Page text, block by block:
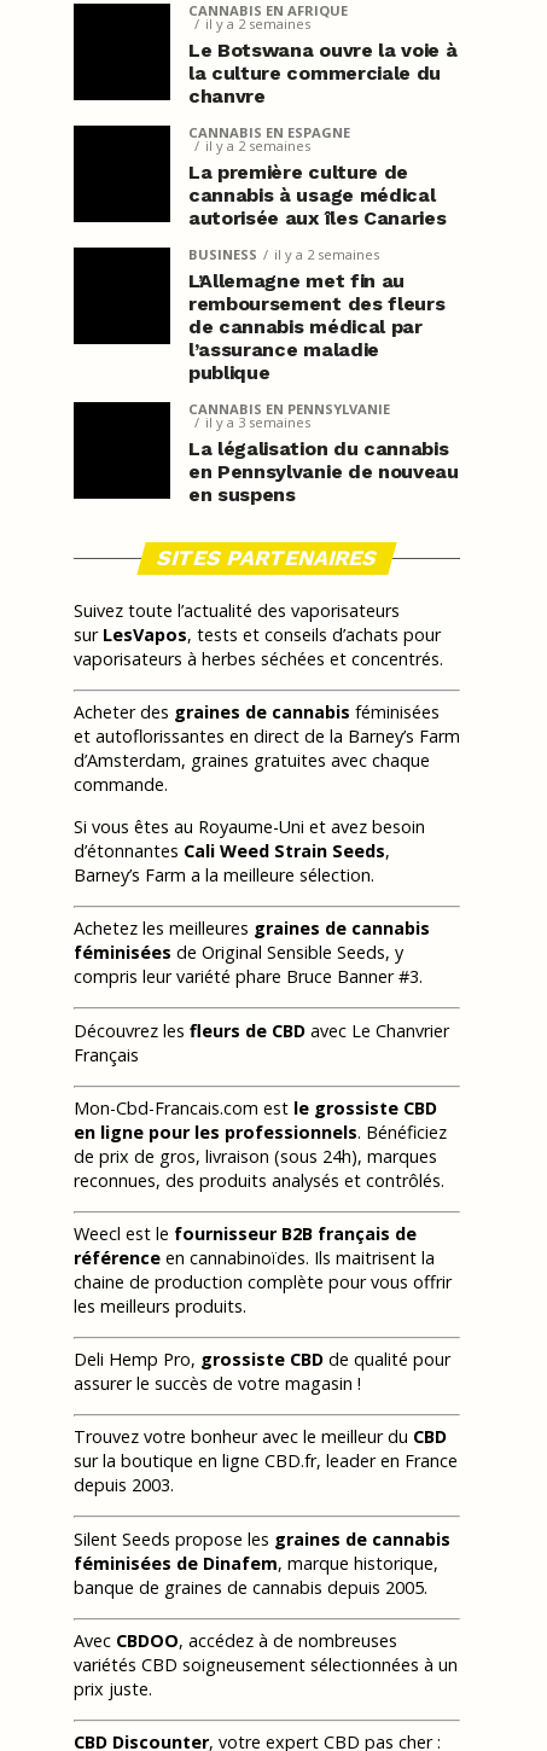
CANNABIS EN AFRIQUE
il y a 2 semaines
Le Botswana ouvre la voie à
la culture commerciale du
chanvre
CANNABIS EN ESPAGNE
il y a 2 semaines
La première culture de
cannabis à usage médical
autorisée aux îles Canaries
BUSINESS il y a 2 semaines
L’Allemagne met fin au
remboursement des fleurs
de cannabis médical par
l’assurance maladie
publique
CANNABIS EN PENNSYLVANIE
il y a 3 semaines
La légalisation du cannabis
en Pennsylvanie de nouveau
en suspens
SITES PARTENAIRES
Suivez toute l’actualité des vaporisateurs
sur LesVapos, tests et conseils d’achats pour
vaporisateurs à herbes séchées et concentrés.
Acheter des graines de cannabis féminisées
et autoflorissantes en direct de la Barney’s Farm
d’Amsterdam, graines gratuites avec chaque
commande.
Si vous êtes au Royaume-Uni et avez besoin
d’étonnantes Cali Weed Strain Seeds,
Barney’s Farm a la meilleure sélection.
Achetez les meilleures graines de cannabis
féminisées de Original Sensible Seeds, y
compris leur variété phare Bruce Banner #3.
Découvrez les fleurs de CBD avec Le Chanvrier
Français
Mon-Cbd-Francais.com est le grossiste CBD
en ligne pour les professionnels. Bénéficiez
de prix de gros, livraison (sous 24h), marques
reconnues, des produits analysés et contrôlés.
Weecl est le fournisseur B2B français de
référence en cannabinoïdes. Ils maitrisent la
chaine de production complète pour vous offrir
les meilleurs produits.
Deli Hemp Pro, grossiste CBD de qualité pour
assurer le succès de votre magasin !
Trouvez votre bonheur avec le meilleur du CBD
sur la boutique en ligne CBD.fr, leader en France
depuis 2003.
Silent Seeds propose les graines de cannabis
féminisées de Dinafem, marque historique,
banque de graines de cannabis depuis 2005.
Avec CBDOO, accédez à de nombreuses
variétés CBD soigneusement sélectionnées à un
prix juste.
CBD Discounter, votre expert CBD pas cher :